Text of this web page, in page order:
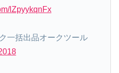
lZpyykqnFx
一括出品オークツール